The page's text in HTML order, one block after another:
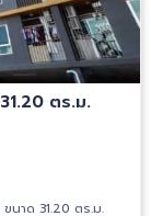
วหมาก สเตชั่น ขนาด 31.20 ตร.ม.
นาด 31.20 ตร.ม.